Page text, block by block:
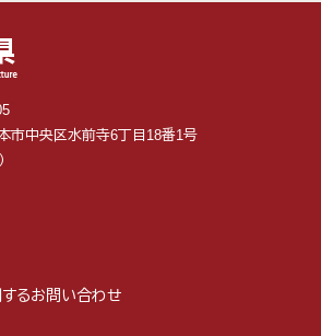
市中央区水前寺6丁目18番1号
るお問い合わせ